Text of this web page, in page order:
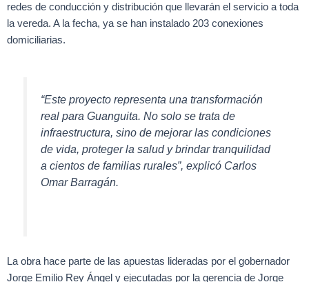
redes de conducción y distribución que llevarán el servicio a toda
la vereda. A la fecha, ya se han instalado 203 conexiones
domiciliarias.
“Este proyecto representa una transformación
real para Guanguita. No solo se trata de
infraestructura, sino de mejorar las condiciones
de vida, proteger la salud y brindar tranquilidad
a cientos de familias rurales”, explicó Carlos
Omar Barragán.
La obra hace parte de las apuestas lideradas por el gobernador
Jorge Emilio Rey Ángel y ejecutadas por la gerencia de Jorge